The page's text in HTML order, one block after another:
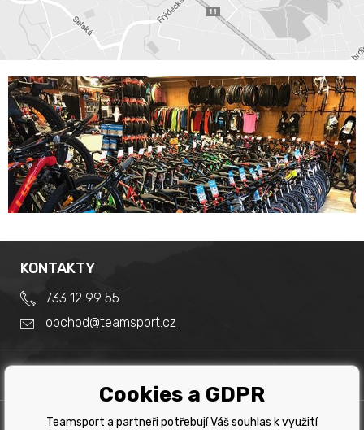
Obchodní podmínky
Splátkový prodej
KONTAKTY
733 12 99 55
obchod@teamsport.cz
Cookies a GDPR
Teamsport a partneři potřebují Váš souhlas k využití